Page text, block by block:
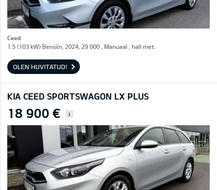
Ceed
1.5 (103 kW) Bensiin, 2024, 29 000 , Manuaal , hall met.
OLEN HUVITATUD!
KIA CEED SPORTSWAGON LX PLUS
18 900 € i